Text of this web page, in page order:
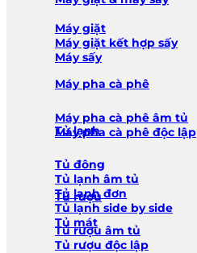
Máy giặt
Máy giặt kết hợp sấy
Máy sấy
Máy pha cà phê
Máy pha cà phê âm tủ
Máy pha cà phê độc lập
Tủ lạnh
Tủ đông
Tủ lạnh âm tủ
Tủ lạnh đơn
Tủ lạnh side by side
Tủ mát
Tủ rượu
Tủ rượu âm tủ
Tủ rượu độc lập